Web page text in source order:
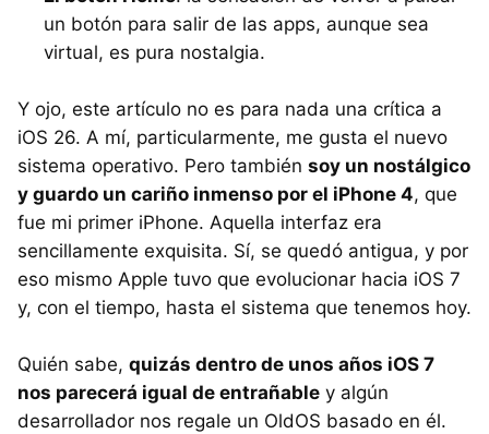
un botón para salir de las apps, aunque sea
virtual, es pura nostalgia.
Y ojo, este artículo no es para nada una crítica a
iOS 26. A mí, particularmente, me gusta el nuevo
sistema operativo. Pero también soy un nostálgico
y guardo un cariño inmenso por el iPhone 4, que
fue mi primer iPhone. Aquella interfaz era
sencillamente exquisita. Sí, se quedó antigua, y por
eso mismo Apple tuvo que evolucionar hacia iOS 7
y, con el tiempo, hasta el sistema que tenemos hoy.
Quién sabe, quizás dentro de unos años iOS 7
nos parecerá igual de entrañable y algún
desarrollador nos regale un OldOS basado en él.